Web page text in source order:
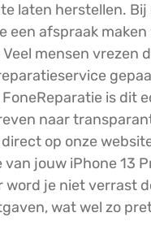
laten herstellen. Bij
een afspraak maken
mensen vrezen
is dit
naar
op onze
jouw iPhone 13
word je niet verrast
wat wel zo